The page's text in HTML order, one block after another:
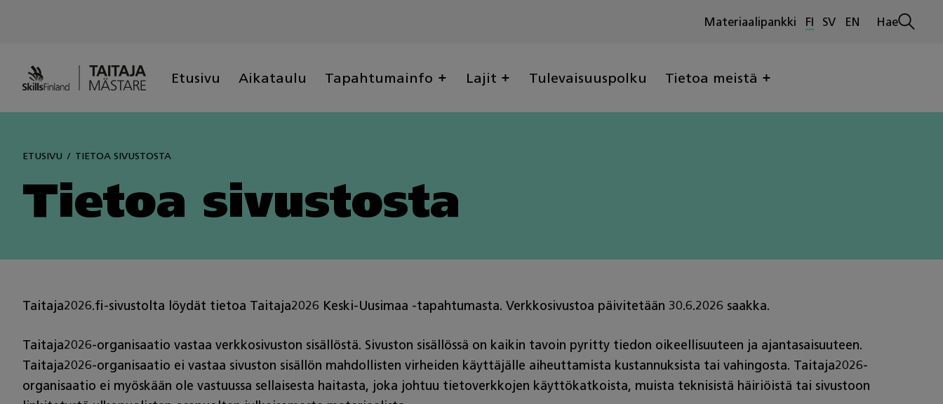
Materiaalipankki FI SV EN
Avaa
Hae
Etusivu Aikataulu Tapahtumainfo Lajit Tulevaisuuspolku Tietoa meistä
ETUSIVU TIETOA SIVUSTOSTA
Tietoa sivustosta
Taitaja2026.fi-sivustolta löydät tietoa Taitaja2026 Keski-Uusimaa -tapahtumasta. Verkkosivustoa päivitetään 30.6.2026 saakka.
Taitaja2026-organisaatio vastaa verkkosivuston sisällöstä. Sivuston sisällössä on kaikin tavoin pyritty tiedon oikeellisuuteen ja ajantasaisuuteen.
Taitaja2026-organisaatio ei vastaa sivuston sisällön mahdollisten virheiden käyttäjälle aiheuttamista kustannuksista tai vahingosta. Taitaja2026-
organisaatio ei myöskään ole vastuussa sellaisesta haitasta, joka johtuu tietoverkkojen käyttökatkoista, muista teknisistä häiriöistä tai sivustoon